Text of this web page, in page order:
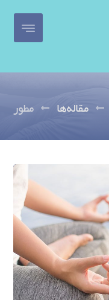
مقاله‌ها مطور